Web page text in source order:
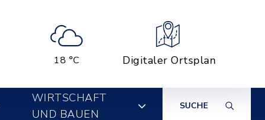
18 °C Digitaler Ortsplan
WIRTSCHAFT
UND BAUEN
SUCHE